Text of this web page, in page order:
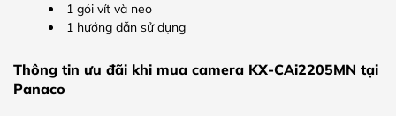
1 gói vít và neo
1 hướng dẫn sử dụng
Thông tin ưu đãi khi mua camera KX-CAi2205MN tại
Panaco